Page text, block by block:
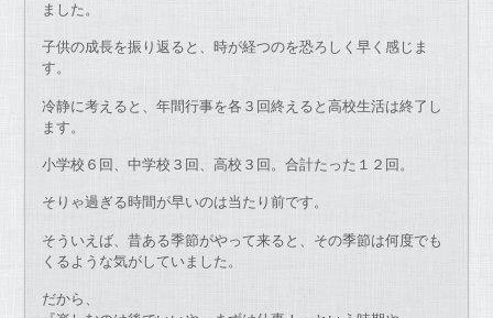
ました。
子供の成長を振り返ると、時が経つのを恐ろしく早く感じま
す。
冷静に考えると、年間行事を各３回終えると高校生活は終了し
ます。
小学校６回、中学校３回、高校３回。合計たった１２回。
そりゃ過ぎる時間が早いのは当たり前です。
そういえば、昔ある季節がやって来ると、その季節は何度でも
くるような気がしていました。
だから、